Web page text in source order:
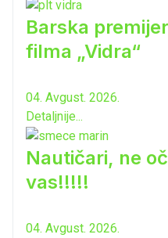
Barska
filma „Vidra“
04. Avgust. 2026.
Detaljnije...
Nautičari, ne
vas!!!!!
04. Avgust. 2026.